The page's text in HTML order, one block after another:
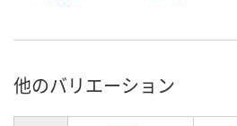
他のバリエーション